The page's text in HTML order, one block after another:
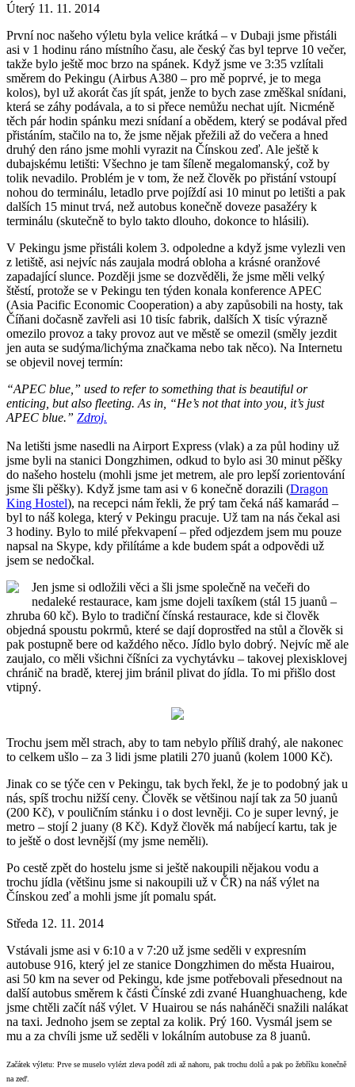
Úterý 11. 11. 2014
První noc našeho výletu byla velice krátká – v Dubaji jsme přistáli
asi v 1 hodinu ráno místního času, ale český čas byl teprve 10 večer,
takže bylo ještě moc brzo na spánek. Když jsme ve 3:35 vzlítali
směrem do Pekingu (Airbus A380 – pro mě poprvé, je to mega
kolos), byl už akorát čas jít spát, jenže to bych zase změškal snídani,
která se záhy podávala, a to si přece nemůžu nechat ujít. Nicméně
těch pár hodin spánku mezi snídaní a obědem, který se podával před
přistáním, stačilo na to, že jsme nějak přežili až do večera a hned
druhý den ráno jsme mohli vyrazit na Čínskou zeď. Ale ještě k
dubajskému letišti: Všechno je tam šíleně megalomanský, což by
tolik nevadilo. Problém je v tom, že než člověk po přistání vstoupí
nohou do terminálu, letadlo prve pojíždí asi 10 minut po letišti a pak
dalších 15 minut trvá, než autobus konečně doveze pasažéry k
terminálu (skutečně to bylo takto dlouho, dokonce to hlásili).
V Pekingu jsme přistáli kolem 3. odpoledne a když jsme vylezli ven
z letiště, asi nejvíc nás zaujala modrá obloha a krásné oranžové
zapadající slunce. Později jsme se dozvěděli, že jsme měli velký
štěstí, protože se v Pekingu ten týden konala konference APEC
(Asia Pacific Economic Cooperation) a aby zapůsobili na hosty, tak
Číňani dočasně zavřeli asi 10 tisíc fabrik, dalších X tisíc výrazně
omezilo provoz a taky provoz aut ve městě se omezil (směly jezdit
jen auta se sudýma/lichýma značkama nebo tak něco). Na Internetu
se objevil novej termín:
“APEC blue,” used to refer to something that is beautiful or
enticing, but also fleeting. As in, “He’s not that into you, it’s just
APEC blue.” Zdroj.
Na letišti jsme nasedli na Airport Express (vlak) a za půl hodiny už
jsme byli na stanici Dongzhimen, odkud to bylo asi 30 minut pěšky
do našeho hostelu (mohli jsme jet metrem, ale pro lepší zorientování
jsme šli pěšky). Když jsme tam asi v 6 konečně dorazili (Dragon
King Hostel), na recepci nám řekli, že prý tam čeká náš kamarád –
byl to náš kolega, který v Pekingu pracuje. Už tam na nás čekal asi
3 hodiny. Bylo to milé překvapení – před odjezdem jsem mu pouze
napsal na Skype, kdy přilítáme a kde budem spát a odpovědi už
jsem se nedočkal.
Jen jsme si odložili věci a šli jsme společně na večeři do
nedaleké restaurace, kam jsme dojeli taxíkem (stál 15 juanů –
zhruba 60 kč). Bylo to tradiční čínská restaurace, kde si člověk
objedná spoustu pokrmů, které se dají doprostřed na stůl a člověk si
pak postupně bere od každého něco. Jídlo bylo dobrý. Nejvíc mě ale
zaujalo, co měli všichni číšníci za vychytávku – takovej plexisklovej
chránič na bradě, kterej jim bránil plivat do jídla. To mi přišlo dost
vtipný.
Trochu jsem měl strach, aby to tam nebylo příliš drahý, ale nakonec
to celkem ušlo – za 3 lidi jsme platili 270 juanů (kolem 1000 Kč).
Jinak co se týče cen v Pekingu, tak bych řekl, že je to podobný jak u
nás, spíš trochu nižší ceny. Člověk se většinou nají tak za 50 juanů
(200 Kč), v pouličním stánku i o dost levněji. Co je super levný, je
metro – stojí 2 juany (8 Kč). Když člověk má nabíjecí kartu, tak je
to ještě o dost levnější (my jsme neměli).
Po cestě zpět do hostelu jsme si ještě nakoupili nějakou vodu a
trochu jídla (většinu jsme si nakoupili už v ČR) na náš výlet na
Čínskou zeď a mohli jsme jít pomalu spát.
Středa 12. 11. 2014
Vstávali jsme asi v 6:10 a v 7:20 už jsme seděli v expresním
autobuse 916, který jel ze stanice Dongzhimen do města Huairou,
asi 50 km na sever od Pekingu, kde jsme potřebovali přesednout na
další autobus směrem k části Čínské zdi zvané Huanghuacheng, kde
jsme chtěli začít náš výlet. V Huairou se nás naháněči snažili nalákat
na taxi. Jednoho jsem se zeptal za kolik. Prý 160. Vysmál jsem se
mu a za chvíli jsme už seděli v lokálním autobuse za 8 juanů.
Začátek výletu: Prve se muselo vylézt zleva podél zdi až nahoru, pak trochu dolů a pak po žebříku konečně
na zeď.